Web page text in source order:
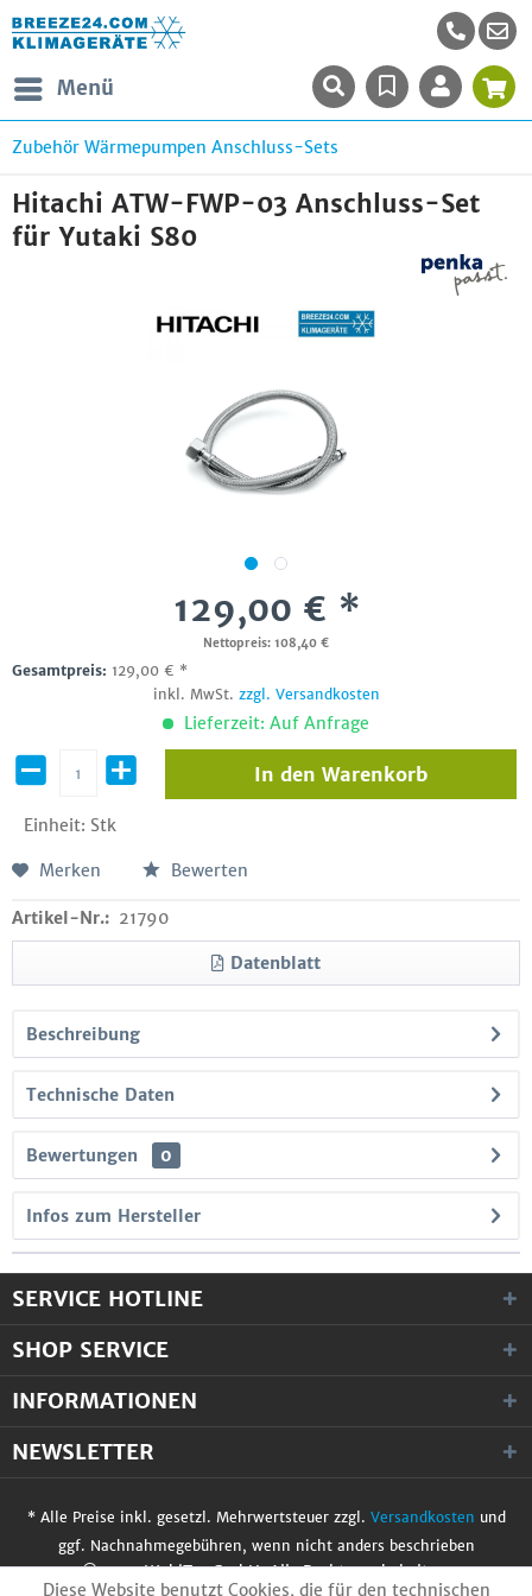
Menü
Zubehör Wärmepumpen Anschluss-Sets
Hitachi ATW-FWP-03 Anschluss-Set
für Yutaki S80
129,00 € *
Nettopreis: 108,40 €
Gesamtpreis: 129,00 € *
inkl. MwSt. zzgl. Versandkosten
Lieferzeit: Auf Anfrage
Einheit: Stk
In den Warenkorb
Merken Bewerten
Artikel-Nr.: 21790
Datenblatt
Beschreibung
Technische Daten
Bewertungen 0
Infos zum Hersteller
SERVICE HOTLINE
SHOP SERVICE
INFORMATIONEN
NEWSLETTER
* Alle Preise inkl. gesetzl. Mehrwertsteuer zzgl. Versandkosten und
ggf. Nachnahmegebühren, wenn nicht anders beschrieben
© 2017 WobiTec GmbH. Alle Rechte vorbehalten.
Diese Website benutzt Cookies, die für den technischen